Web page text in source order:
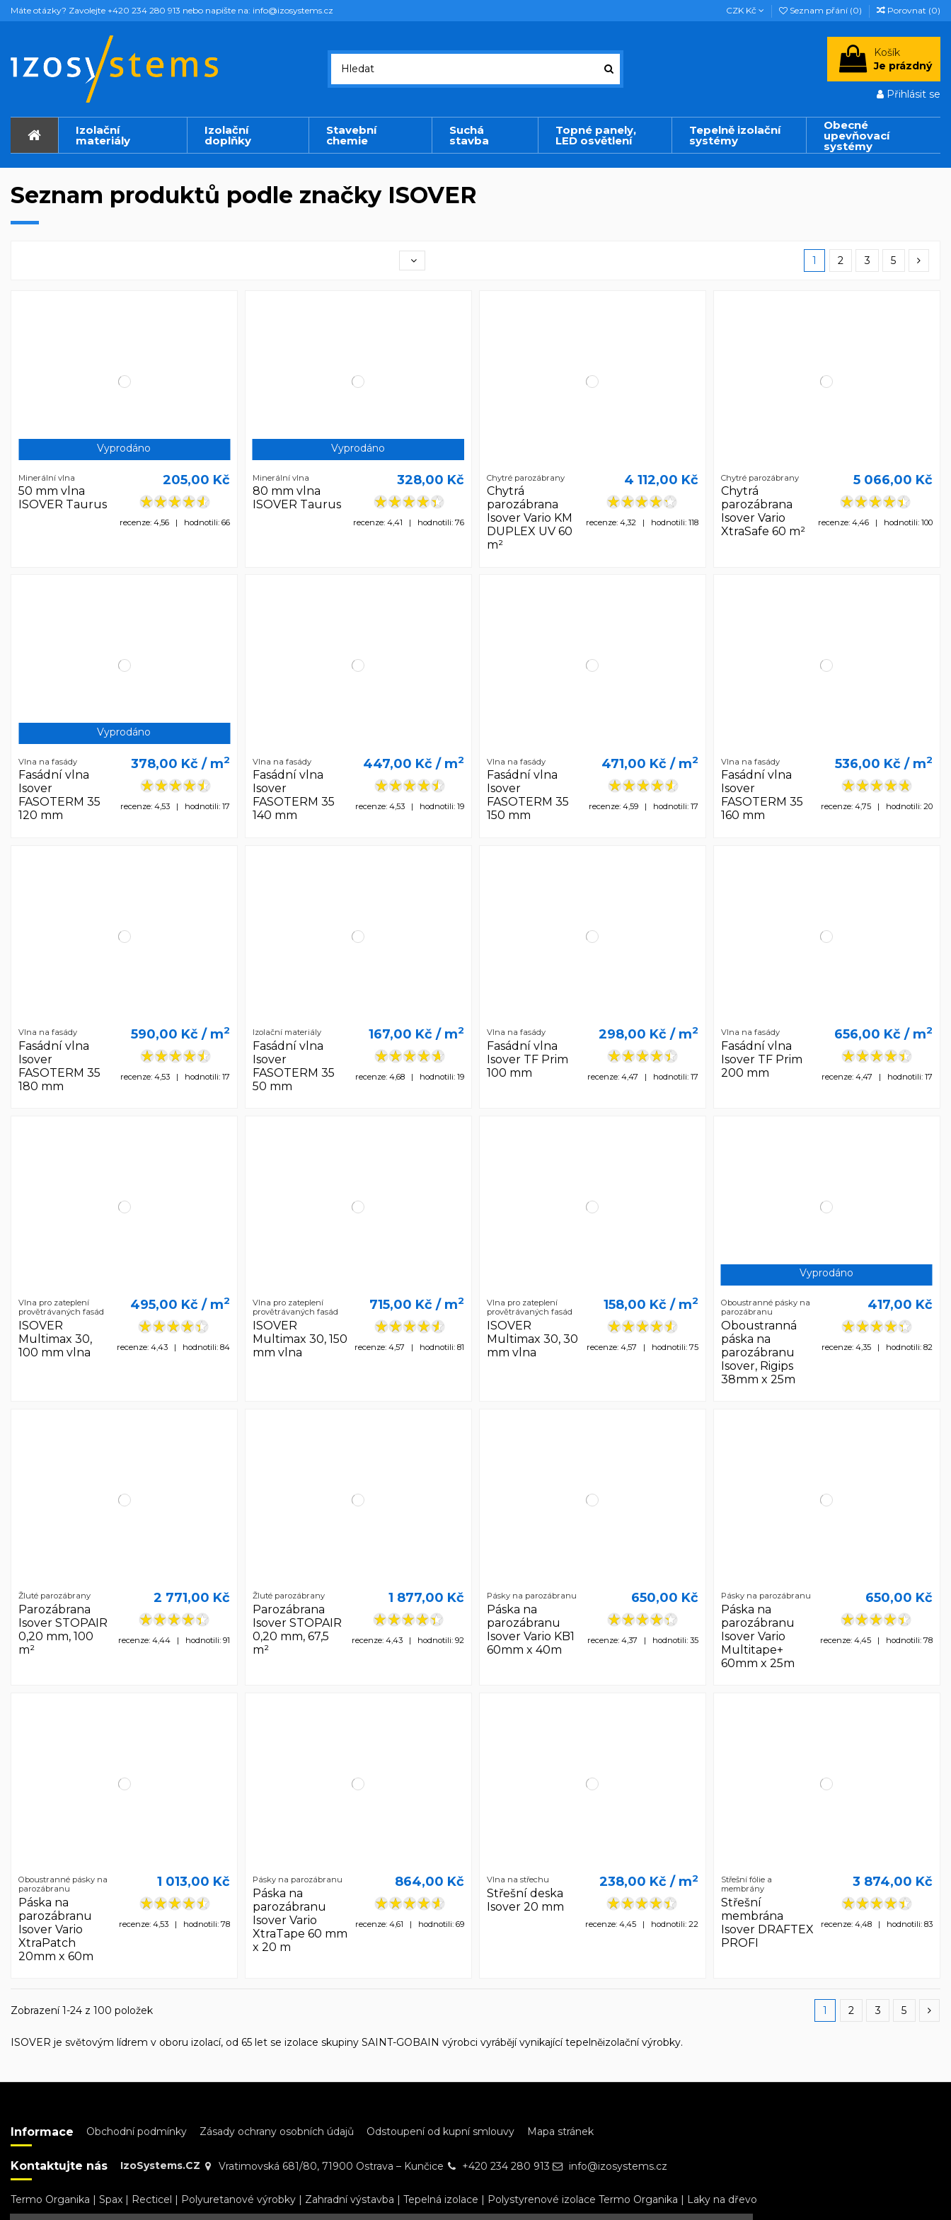
Máte otázky? Zavolejte +420 234 280 913 nebo napište na: info@izosystems.cz CZK Kč Seznam přání (0) Porovnat (0)
Košík
Je prázdný
Přihlásit se
Izolační
materiály
Izolační
doplňky
Stavební
chemie
Suchá
stavba
Topné panely,
LED osvětlení
Tepelně izolační
systémy
Obecné
upevňovací
systémy
Seznam produktů podle značky ISOVER
1 2 3 5
Vyprodáno
Minerální vlna
50 mm vlna
ISOVER Taurus
205,00 Kč
recenze: 4,56 | hodnotili: 66
Vyprodáno
Minerální vlna
80 mm vlna
ISOVER Taurus
328,00 Kč
recenze: 4,41 | hodnotili: 76
Chytré parozábrany
Chytrá
parozábrana
Isover Vario KM
DUPLEX UV 60
m²
4 112,00 Kč
recenze: 4,32 | hodnotili: 118
Chytré parozábrany
Chytrá
parozábrana
Isover Vario
XtraSafe 60 m²
5 066,00 Kč
recenze: 4,46 | hodnotili: 100
Vyprodáno
Vlna na fasády
Fasádní vlna
Isover
FASOTERM 35
120 mm
378,00 Kč / m2
recenze: 4,53 | hodnotili: 17
Vlna na fasády
Fasádní vlna
Isover
FASOTERM 35
140 mm
447,00 Kč / m2
recenze: 4,53 | hodnotili: 19
Vlna na fasády
Fasádní vlna
Isover
FASOTERM 35
150 mm
471,00 Kč/ m2
recenze: 4,59 | hodnotili: 17
Vlna na fasády
Fasádní vlna
Isover
FASOTERM 35
160 mm
536,00 Kč/ m2
recenze: 4,75 | hodnotili: 20
Vlna na fasády
Fasádní vlna
Isover
FASOTERM 35
180 mm
590,00 Kč / m2
recenze: 4,53 | hodnotili: 17
Izolační materiály
Fasádní vlna
Isover
FASOTERM 35
50 mm
167,00 Kč / m2
recenze: 4,68 | hodnotili: 19
Vlna na fasády
Fasádní vlna
Isover TF Prim
100 mm
298,00 Kč/ m2
recenze: 4,47 | hodnotili: 17
Vlna na fasády
Fasádní vlna
Isover TF Prim
200 mm
656,00 Kč/ m2
recenze: 4,47 | hodnotili: 17
Vlna pro zateplení
provětrávaných fasád
ISOVER
Multimax 30,
100 mm vlna
495,00 Kč / m2
recenze: 4,43 | hodnotili: 84
Vlna pro zateplení
provětrávaných fasád
ISOVER
Multimax 30, 150
mm vlna
715,00 Kč / m2
recenze: 4,57 | hodnotili: 81
Vlna pro zateplení
provětrávaných fasád
ISOVER
Multimax 30, 30
mm vlna
158,00 Kč/ m2
recenze: 4,57 | hodnotili: 75
Vyprodáno
Oboustranné pásky na
parozábranu
Oboustranná
páska na
parozábranu
Isover, Rigips
38mm x 25m
417,00 Kč
recenze: 4,35 | hodnotili: 82
Žluté parozábrany
Parozábrana
Isover STOPAIR
0,20 mm, 100
m²
2 771,00 Kč
recenze: 4,44 | hodnotili: 91
Žluté parozábrany
Parozábrana
Isover STOPAIR
0,20 mm, 67,5
m²
1 877,00 Kč
recenze: 4,43 | hodnotili: 92
Pásky na parozábranu
Páska na
parozábranu
Isover Vario KB1
60mm x 40m
650,00 Kč
recenze: 4,37 | hodnotili: 35
Pásky na parozábranu
Páska na
parozábranu
Isover Vario
Multitape+
60mm x 25m
650,00 Kč
recenze: 4,45 | hodnotili: 78
Oboustranné pásky na
parozábranu
Páska na
parozábranu
Isover Vario
XtraPatch
20mm x 60m
1 013,00 Kč
recenze: 4,53 | hodnotili: 78
Pásky na parozábranu
Páska na
parozábranu
Isover Vario
XtraTape 60 mm
x 20 m
864,00 Kč
recenze: 4,61 | hodnotili: 69
Vlna na střechu
Střešní deska
Isover 20 mm
238,00 Kč/ m2
recenze: 4,45 | hodnotili: 22
Střešní fólie a
membrány
Střešní
membrána
Isover DRAFTEX
PROFI
3 874,00 Kč
recenze: 4,48 | hodnotili: 83
Zobrazení 1-24 z 100 položek 1 2 3 5
ISOVER je světovým lídrem v oboru izolací, od 65 let se izolace skupiny SAINT-GOBAIN výrobci vyrábějí vynikající tepelněizolační výrobky.
Informace Obchodní podmínky Zásady ochrany osobních údajů Odstoupení od kupní smlouvy Mapa stránek
Kontaktujte nás IzoSystems.CZ Vratimovská 681/80, 71900 Ostrava – Kunčice +420 234 280 913 info@izosystems.cz
Termo Organika | Spax | Recticel | Polyuretanové výrobky | Zahradní výstavba | Tepelná izolace | Polystyrenové izolace Termo Organika | Laky na dřevo